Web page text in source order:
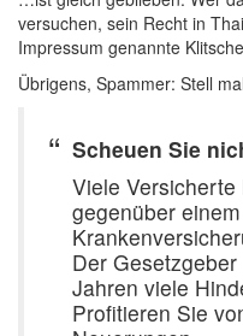
versuchen, sein Recht in
Impressum genannte
Übrigens, Spammer: Stell
Scheuen Sie
Viele
gegenüber
Der
Jahren viele
Profitieren Sie